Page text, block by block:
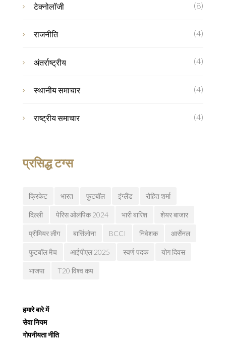
टेक्नोलॉजी (8)
राजनीति (4)
अंतर्राष्ट्रीय (4)
स्थानीय समाचार (4)
राष्ट्रीय समाचार (4)
प्रसिद्ध टग्स
क्रिकेट भारत फुटबॉल इंग्लैंड रोहित शर्मा
दिल्ली पेरिस ओलंपिक 2024 भारी बारिश शेयर बाजार
प्रीमियर लीग बार्सिलोना BCCI निवेशक आर्सेनल
फुटबॉल मैच आईपीएल 2025 स्वर्ण पदक योग दिवस
भाजपा T20 विश्व कप
हमारे बारे में
सेवा नियम
गोपनीयता नीति